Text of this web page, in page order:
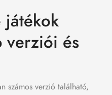
verziói és
számos verzió található,